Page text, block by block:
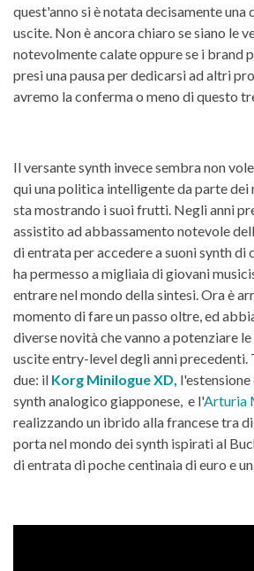
quest'anno si è notata decisamente una
uscite. Non è ancora chiaro se siano le
notevolmente calate oppure se i brand
presi una pausa per dedicarsi ad altri
avremo la conferma o meno di questo
Il versante synth invece sembra non
qui una politica intelligente da parte
sta mostrando i suoi frutti. Negli anni
assistito ad abbassamento notevole
di entrata per accedere a suoni synth
ha permesso a migliaia di giovani
entrare nel mondo della sintesi. Ora è
momento di fare un passo oltre, ed
diverse novità che vanno a potenziare
uscite entry-level degli anni precedenti.
due: il Korg Minilogue XD,
synth analogico giapponese, e l'Arturia
realizzando un ibrido alla francese tra
porta nel mondo dei synth ispirati al
di entrata di poche centinaia di euro e